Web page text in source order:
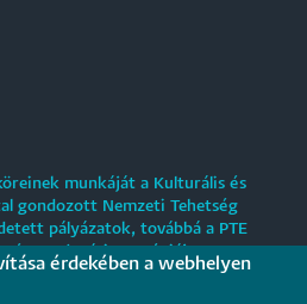
munkáját a Kulturális és
gondozott Nemzeti Tehetség
pályázatok, továbbá a PTE
stratégiája
érdekében a webhelyen